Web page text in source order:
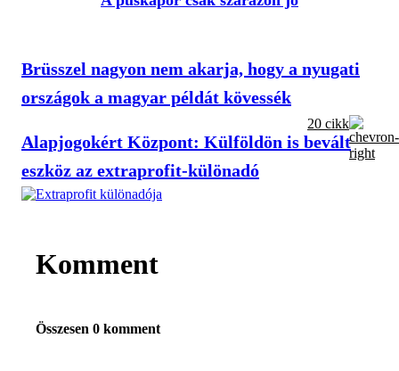
Brüsszel nagyon nem akarja, hogy a nyugati
országok a magyar példát kövessék
Alapjogokért Központ: Külföldön is bevált
eszköz az extraprofit-különadó
20 cikk
Komment
Összesen 0 komment